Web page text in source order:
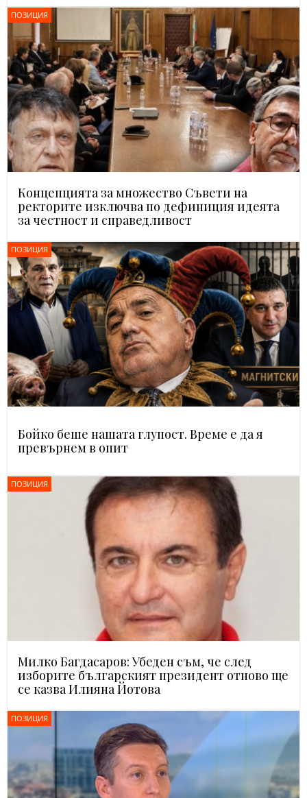
ПОЗИЦИЯ
Концепцията за множество Съвети на
ректорите изключва по дефиниция идеята
за честност и справедливост
ПОЗИЦИЯ
Бойко беше нашата глупост. Време е да я
превърнем в опит
ПОЗИЦИЯ
Милко Багдасаров: Убеден съм, че след
изборите българският президент отново ще
се казва Илияна Йотова
ПОЗИЦИЯ